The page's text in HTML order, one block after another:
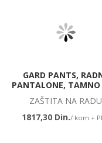
GARD PANTS,
PANTALONE, TAMNO
ZAŠTITA NA RADU
1817,30 Din./ kom +